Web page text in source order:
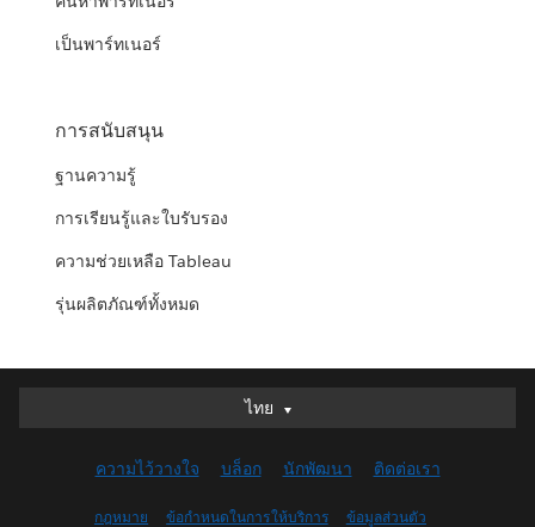
เป็นพาร์ทเนอร์
การสนับสนุน
ฐานความรู้
การเรียนรู้และใบรับรอง
ความช่วยเหลือ Tableau
รุ่นผลิตภัณฑ์ทั้งหมด
ไทย
ไทย
English (UK)
English (US)
ความไว้วางใจ บล็อก นักพัฒนา ติดต่อเรา
กฎหมาย ข้อกำหนดในการให้บริการ ข้อมูลส่วนตัว